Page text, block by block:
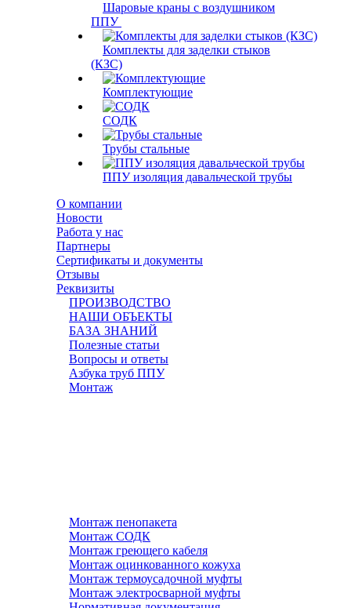
Шаровые краны с воздушником
ППУ
Комплекты для заделки стыков
(КЗС)
Комплектующие
СОДК
Трубы стальные
ППУ изоляция давальческой трубы
О компании
Новости
Работа у нас
Партнеры
Сертификаты и документы
Отзывы
Реквизиты
ПРОИЗВОДСТВО
НАШИ ОБЪЕКТЫ
БАЗА ЗНАНИЙ
Полезные статьи
Вопросы и ответы
Азбука труб ППУ
Монтаж
Монтаж пенопакета
Монтаж СОДК
Монтаж греющего кабеля
Монтаж оцинкованного кожуха
Монтаж термоусадочной муфты
Монтаж электросварной муфты